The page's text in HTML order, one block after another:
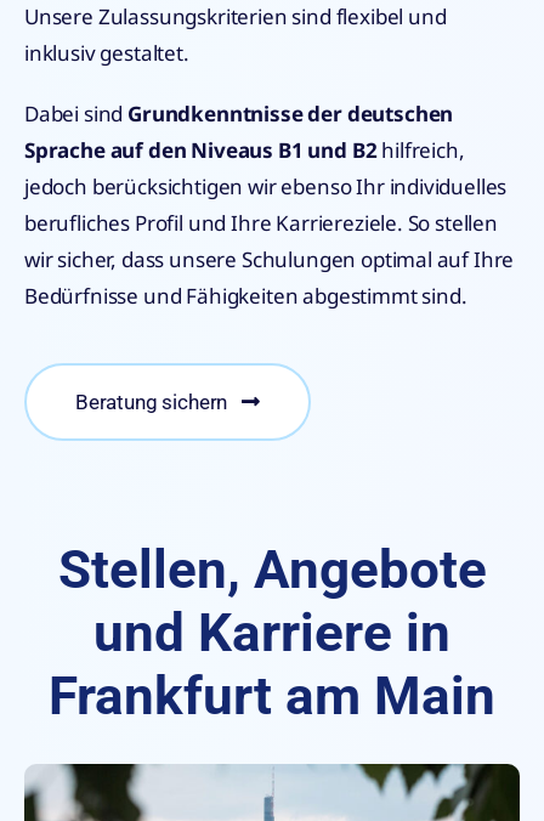
Unsere Zulassungskriterien sind flexibel und
inklusiv gestaltet.
Dabei sind Grundkenntnisse der deutschen
Sprache auf den Niveaus B1 und B2hilfreich,
jedoch berücksichtigen wir ebenso Ihr individuelles
berufliches Profil und Ihre Karriereziele. So stellen
wir sicher, dass unsere Schulungen optimal auf Ihre
Bedürfnisse und Fähigkeiten abgestimmt sind.
Beratung sichern
Stellen, Angebote
und Karriere in
Frankfurt am Main